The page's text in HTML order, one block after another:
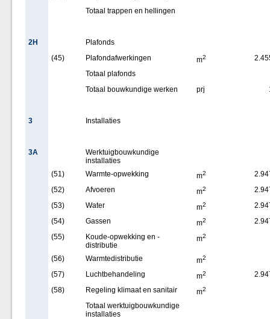
Totaal trappen en hellingen
2H
Plafonds
(45)
Plafondafwerkingen m2
Totaal plafonds
Totaal bouwkundige werken
prj
3 Installaties
3A
Werktuigbouwkundige
installaties
(51)
Warmte-opwekking m2
(52)
Afvoeren m2
(53)
Water m2
(54)
Gassen m2
(55)
Koude-opwekking en -
distributie
m2
(56) Warmtedistributie m2
(57) Luchtbehandeling m2
(58)
Regeling klimaat en sanitair m2
Totaal werktuigbouwkundige
installaties